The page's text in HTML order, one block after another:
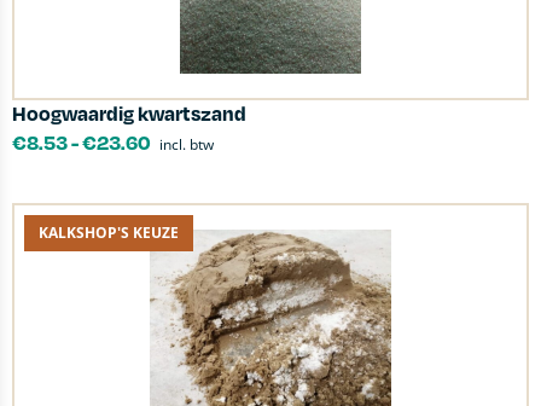
Hoogwaardig kwartszand
€8.53-€23.60 incl. btw
KALKSHOP'S KEUZE